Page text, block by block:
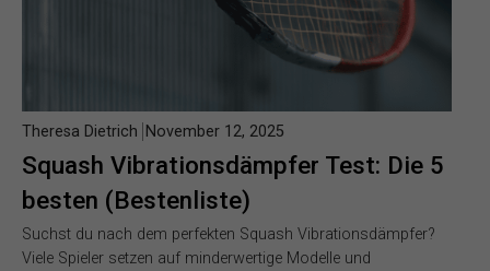
Squash Vibrationsdämpfer Test: Die 5
besten (Bestenliste)
Theresa Dietrich November 12, 2025
Suchst du nach dem perfekten Squash Vibrationsdämpfer?
Viele Spieler setzen auf minderwertige Modelle und